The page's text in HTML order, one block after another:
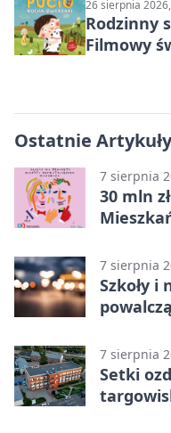
26 sierpnia
Rodzinny
Filmowy
Ostatnie Artykuły
7 sierpnia
30 mln
7 sierpnia
Szkoły i
7 sierpnia
Setki